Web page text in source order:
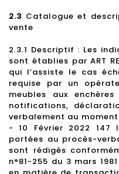
2.3 Catalogue et
vente
2.3.1 Descriptif : Les
sont établies par ART
qui l’assiste le cas
requise par un
meubles aux
notifications,
verbalement au moment
- 10 Février 2022 147
portées au procès-
sont rédigés
n°81-255 du 3 mars